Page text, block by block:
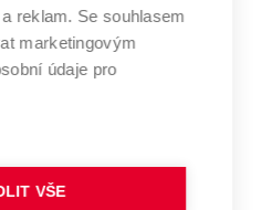
Brně
BRNĚ
reklam. Se souhlasem
marketingovým
údaje pro
VŠE